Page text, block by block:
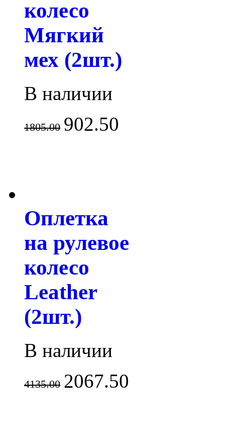
колесо
Мягкий
мех (2шт.)
В наличии
1805.00 902.50
Оплетка
на рулевое
колесо
Leather
(2шт.)
В наличии
4135.00 2067.50